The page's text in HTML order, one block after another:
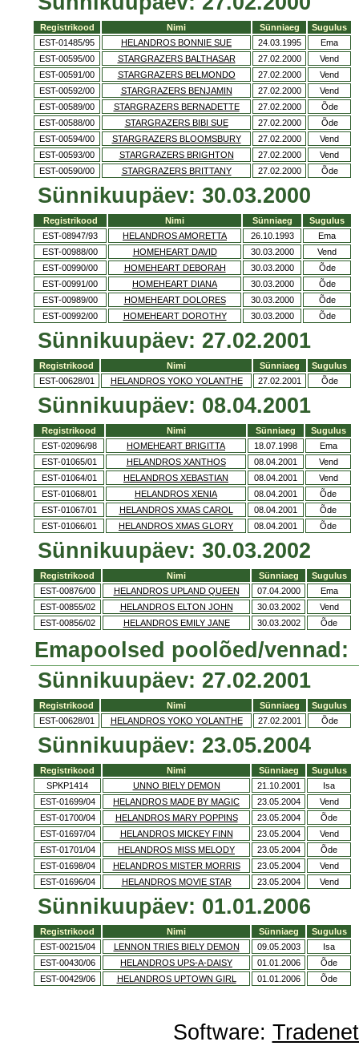
Registrikood Nimi Sünniaeg
Sugulus
EST-01485/95
HELANDROS BONNIE SUE 24.03.1995
Ema
EST-00595/00
STARGRAZERS BALTHASAR 27.02.2000
Vend
EST-00591/00
STARGRAZERS BELMONDO 27.02.2000
Vend
EST-00592/00
STARGRAZERS BENJAMIN 27.02.2000
Vend
EST-00589/00
STARGRAZERS BERNADETTE 27.02.2000
Õde
EST-00588/00
STARGRAZERS BIBI SUE 27.02.2000
Õde
EST-00594/00
STARGRAZERS BLOOMSBURY 27.02.2000
Vend
EST-00593/00
STARGRAZERS BRIGHTON 27.02.2000
Vend
EST-00590/00
STARGRAZERS BRITTANY 27.02.2000 Õde
Sünnikuupäev: 30.03.2000
Registrikood Nimi Sünniaeg
Sugulus
EST-08947/93
HELANDROS AMORETTA 26.10.1993
Ema
EST-00988/00
HOMEHEART DAVID 30.03.2000
Vend
EST-00990/00
HOMEHEART DEBORAH 30.03.2000
Õde
EST-00991/00
HOMEHEART DIANA 30.03.2000
Õde
EST-00989/00
HOMEHEART DOLORES 30.03.2000
Õde
EST-00992/00
HOMEHEART DOROTHY 30.03.2000 Õde
Sünnikuupäev: 27.02.2001
Registrikood Nimi Sünniaeg
Sugulus
EST-00628/01
HELANDROS YOKO YOLANTHE 27.02.2001 Õde
Sünnikuupäev: 08.04.2001
Registrikood Nimi Sünniaeg
Sugulus
EST-02096/98
HOMEHEART BRIGITTA 18.07.1998
Ema
EST-01065/01
HELANDROS XANTHOS 08.04.2001
Vend
EST-01064/01
HELANDROS XEBASTIAN 08.04.2001
Vend
EST-01068/01
HELANDROS XENIA 08.04.2001
Õde
EST-01067/01
HELANDROS XMAS CAROL 08.04.2001
Õde
EST-01066/01
HELANDROS XMAS GLORY 08.04.2001 Õde
Sünnikuupäev: 30.03.2002
Registrikood Nimi Sünniaeg
Sugulus
EST-00876/00
HELANDROS UPLAND QUEEN 07.04.2000
Ema
EST-00855/02
HELANDROS ELTON JOHN 30.03.2002
Vend
EST-00856/02
HELANDROS EMILY JANE 30.03.2002 Õde
Emapoolsed poolõed/vennad:
Sünnikuupäev: 27.02.2001
Registrikood Nimi Sünniaeg
Sugulus
EST-00628/01
HELANDROS YOKO YOLANTHE 27.02.2001 Õde
Sünnikuupäev: 23.05.2004
Registrikood Nimi Sünniaeg
Sugulus
SPKP1414
UNNO BIELY DEMON 21.10.2001
Isa
EST-01699/04
HELANDROS MADE BY MAGIC 23.05.2004
Vend
EST-01700/04
HELANDROS MARY POPPINS 23.05.2004
Õde
EST-01697/04
HELANDROS MICKEY FINN 23.05.2004
Vend
EST-01701/04
HELANDROS MISS MELODY 23.05.2004
Õde
EST-01698/04
HELANDROS MISTER MORRIS 23.05.2004
Vend
EST-01696/04
HELANDROS MOVIE STAR 23.05.2004 Vend
Sünnikuupäev: 01.01.2006
Registrikood Nimi Sünniaeg
Sugulus
EST-00215/04
LENNON TRIES BIELY DEMON 09.05.2003
Isa
EST-00430/06
HELANDROS UPS-A-DAISY 01.01.2006
Õde
EST-00429/06
HELANDROS UPTOWN GIRL 01.01.2006 Õde
Software: